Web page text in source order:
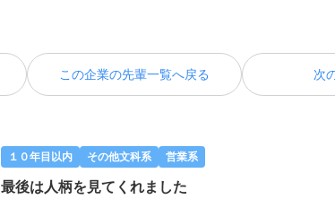
この企業の先輩一覧へ戻る 次
１０年目以内 その他文科系 営業系
最後は人柄を見てくれました